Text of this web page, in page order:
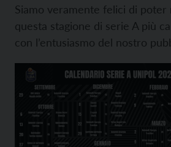
Siamo veramente felici di poter
questa stagione di serie A più
con l’entusiasmo del nostro